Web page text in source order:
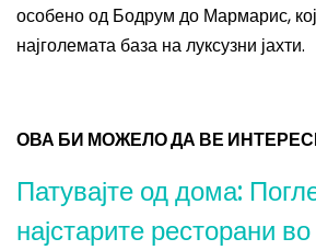
особено од Бодрум до Мармарис,
најголемата база на луксузни јахти.
ОВА БИ МОЖЕЛО ДА ВЕ
Патувајте од дома:
најстарите ресторани